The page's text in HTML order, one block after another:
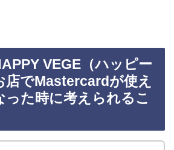
VEGE（ハッピー
店でMastercardが使え
った時に考えられるこ